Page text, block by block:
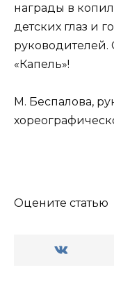
награды в
детских глаз и
руководителей.
«Капель»!
М. Беспалова,
Оцените статью